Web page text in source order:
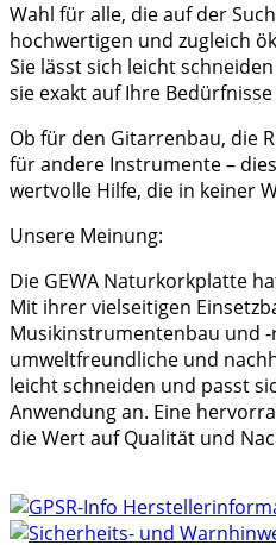
Wahl für alle, die auf der
hochwertigen und zugleich
Sie lässt sich leicht
sie exakt auf Ihre
Ob für den Gitarrenbau, die
für andere Instrumente –
wertvolle Hilfe, die in keiner
Unsere Meinung:
Die GEWA Naturkorkplatte
Mit ihrer vielseitigen
Musikinstrumentenbau und
umweltfreundliche und
leicht schneiden und passt
Anwendung an. Eine
die Wert auf Qualität und